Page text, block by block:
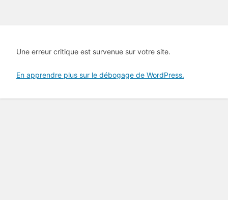
Une erreur critique est survenue sur votre site.
En apprendre plus sur le débogage de WordPress.